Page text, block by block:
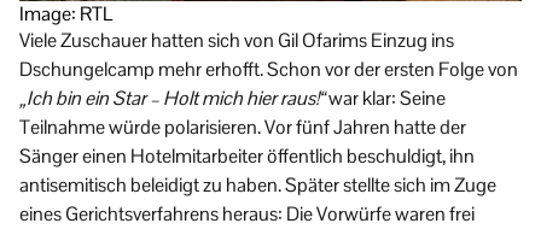
Image: RTL
Viele Zuschauer hatten sich von Gil Ofarims Einzug ins
Dschungelcamp mehr erhofft. Schon vor der ersten Folge von
„Ich bin ein Star – Holt mich hier raus!“war klar: Seine
Teilnahme würde polarisieren. Vor fünf Jahren hatte der
Sänger einen Hotelmitarbeiter öffentlich beschuldigt, ihn
antisemitisch beleidigt zu haben. Später stellte sich im Zuge
eines Gerichtsverfahrens heraus: Die Vorwürfe waren frei